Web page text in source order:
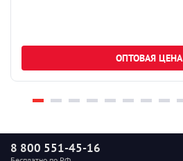
ОПТОВАЯ ЦЕНА
8 800 551-45-16